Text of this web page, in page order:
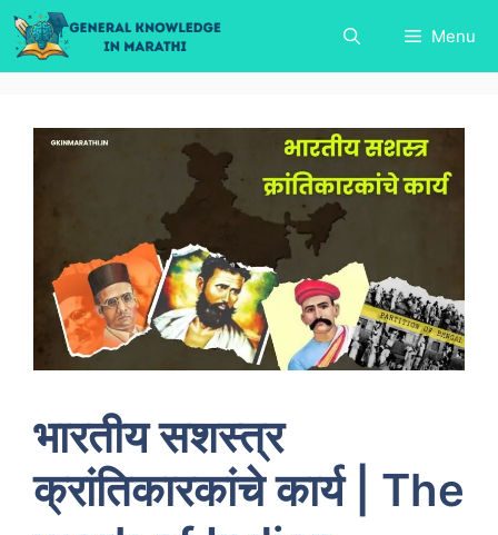
Skip
to
content
Menu
भारतीय सशस्त्र
क्रांतिकारकांचे कार्य | The